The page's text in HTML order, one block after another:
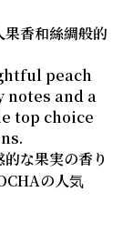
香和絲綢般的
peach
and a
top choice
な果実の香り
の人気